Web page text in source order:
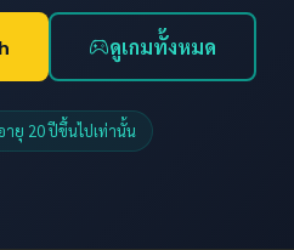
ดูเกมทั้งหมด
ยุ 20 ปีขึ้นไปเท่านั้น